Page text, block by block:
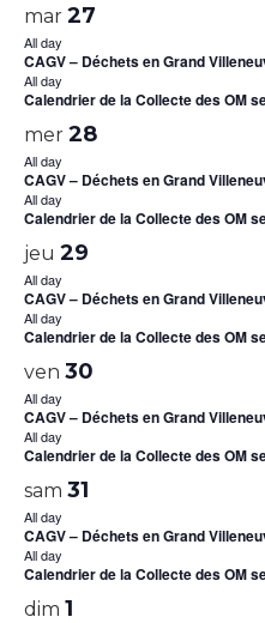
mar 27
All day
CAGV – Déchets en Grand
All day
Calendrier de la Collecte des OM
mer 28
All day
CAGV – Déchets en Grand
All day
Calendrier de la Collecte des OM
jeu 29
All day
CAGV – Déchets en Grand
All day
Calendrier de la Collecte des OM
ven 30
All day
CAGV – Déchets en Grand
All day
Calendrier de la Collecte des OM
sam 31
All day
CAGV – Déchets en Grand
All day
Calendrier de la Collecte des OM
dim 1